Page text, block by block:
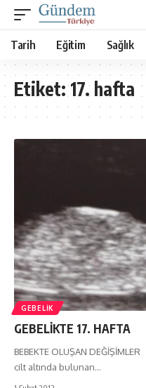
Tarih Eğitim Sağlık
Etiket:17. hafta
GEBELIK
GEBELİKTE 17. HAFTA
BEBEKTE OLUŞAN
cilt altında bulunan…